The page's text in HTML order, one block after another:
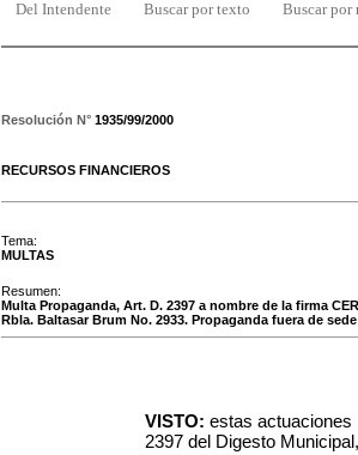
Del Intendente Buscar por texto Buscar por
Resolución N° 1935/99/2000
RECURSOS FINANCIEROS
Tema:
MULTAS
Resumen:
Multa Propaganda, Art. D. 2397 a nombre de la firma
Rbla. Baltasar Brum No. 2933. Propaganda fuera de
VISTO: estas actuaciones
2397 del Digesto